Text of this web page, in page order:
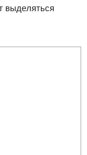
выделяться